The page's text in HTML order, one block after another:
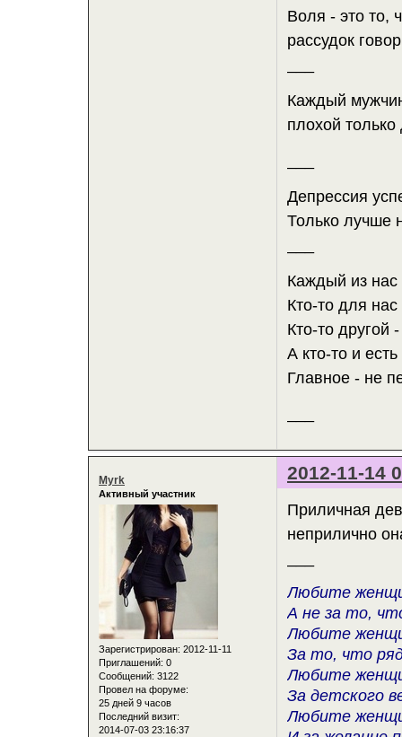
Воля - это то,
рассудок
Каждый
плохой только
Депрессия
Только лучше
Каждый из нас
Кто-то для
Кто-то
А кто-то и
Главное - не
2012-11-14
Myrk
Активный участник
Зарегистрирован: 2012-11-11
Приглашений: 0
Сообщений: 3122
Провел на форуме:
25 дней 9 часов
Последний визит:
2014-07-03 23:16:37
Приличная
неприлично
Любите
А не за то,
Любите
За то, что
Любите
За детского
Любите